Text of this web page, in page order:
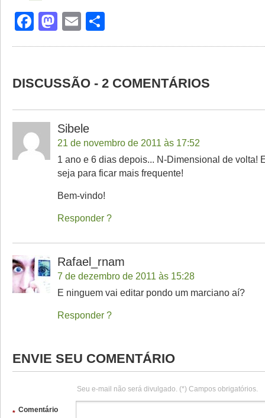
Facebook
Mastodon
Email
DISCUSSÃO - 2 COMENTÁRIOS
Sibele
21 de novembro de 2011 às 17:52
1 ano e 6 dias depois... N-Dimensional de volta!
seja para ficar mais frequente!
Bem-vindo!
Responder
Rafael_rnam
7 de dezembro de 2011 às 15:28
E ninguem vai editar pondo um marciano aí?
Responder
ENVIE SEU COMENTÁRIO
Seu e-mail não será divulgado. (*) Campos obrigatórios.
Comentário
*